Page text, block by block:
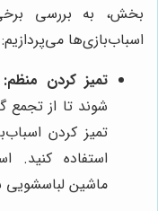
بخش، به بررسی
اسباب‌بازی‌ها می‌پردازیم:
تمیز کردن منظم:
شوند تا از تجمع
تمیز کردن
استفاده کنید.
ماشین